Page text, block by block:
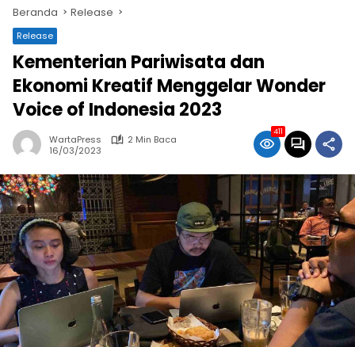
Beranda Release
Release
Kementerian Pariwisata dan
Ekonomi Kreatif Menggelar Wonder
Voice of Indonesia 2023
WartaPress
2 Min Baca
16/03/2023
411